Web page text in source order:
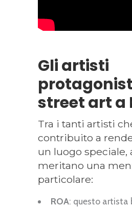
Gli artisti
street art a
Tra i tanti artisti
contribuito a
un luogo
meritano una
particolare:
ROA: questo artista